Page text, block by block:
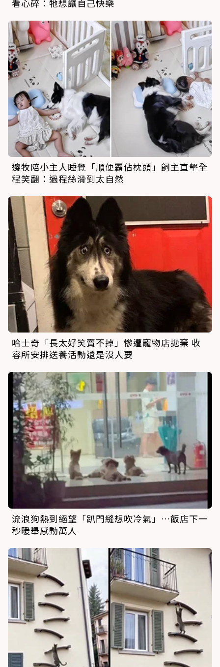
看心碎：牠想讓自己快樂
邊牧陪小主人睡覺「順便霸佔枕頭」飼主直擊全
程笑翻：過程絲滑到太自然
哈士奇「長太好笑賣不掉」慘遭寵物店拋棄 收
容所安排送養活動還是沒人要
流浪狗熱到絕望「趴門縫想吹冷氣」…飯店下一
秒暖舉感動萬人